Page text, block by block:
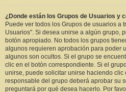
¿Donde están los Grupos de Usuarios y
Puede ver todos los Grupos de usuarios a
Usuarios". Si desea unirse a algún grupo,
botón apropiado. No todos los grupos
algunos requieren aprobación para poder
algunos son ocultos. Si el grupo se
clic en el botón correspondiente. Si el
unirse, puede solicitar unirse haciendo clic
responsable del grupo deberá aprobar su
preguntará por qué desea hacerlo. Por